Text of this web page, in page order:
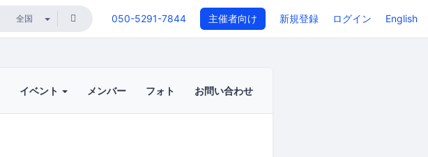
050-5291-7844 主催者向け 新規登録 ログイン English
イベント メンバー フォト お問い合わせ